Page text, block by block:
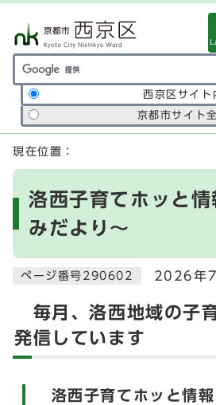
サイト内検索の範囲
西京区サイト
京都市サイト
ここから本文です
現在位置：
洛西子育てホッと情
みだより～
ページ番号290602 2026年
毎月、洛西地域の子
発信しています
洛西子育てホッと情報